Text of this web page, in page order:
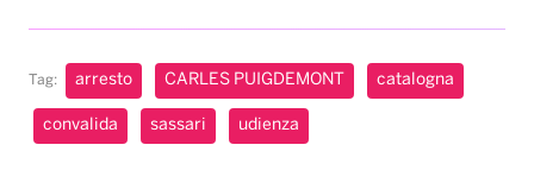
Tag: arresto CARLES PUIGDEMONT catalogna
convalida sassari udienza